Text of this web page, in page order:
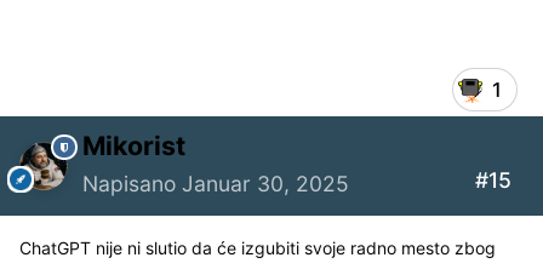
1
Mikorist
Napisano Januar 30, 2025 #15
ChatGPT nije ni slutio da će izgubiti svoje radno mesto zbog